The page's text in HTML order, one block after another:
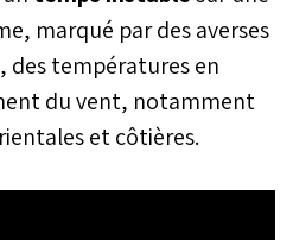
marqué par des averses
des températures en
du vent, notamment
et côtières.